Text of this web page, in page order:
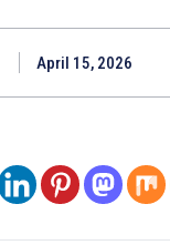
April 15, 2026